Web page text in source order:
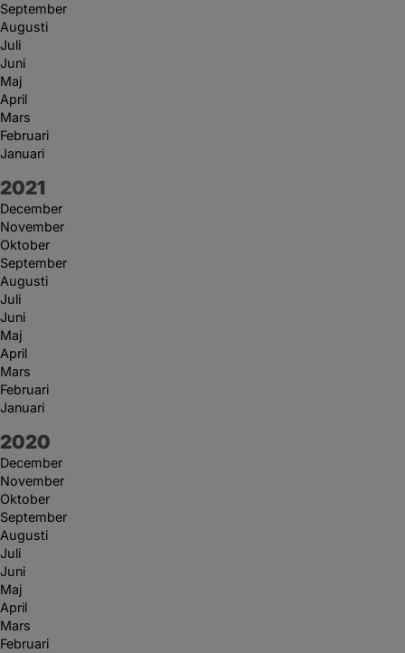
September
Augusti
Juli
Juni
Maj
April
Mars
Februari
Januari
År:
2021
December
November
Oktober
September
Augusti
Juli
Juni
Maj
April
Mars
Februari
Januari
År:
2020
December
November
Oktober
September
Augusti
Juli
Juni
Maj
April
Mars
Februari